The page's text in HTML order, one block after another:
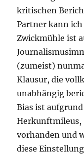
kritischen
Partner kann
Zwickmühle ist
(zumeist)
Klausur, die
unabhängig
Bias ist
vorhanden und
diese